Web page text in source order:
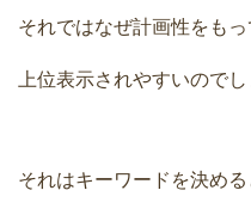
それではなぜ計画性をもっ
上位表示されやすいのでし
それはキーワードを決める